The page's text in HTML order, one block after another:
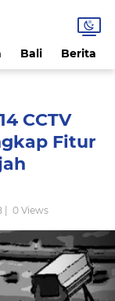
Bali Berita
CCTV
Fitur
0Views